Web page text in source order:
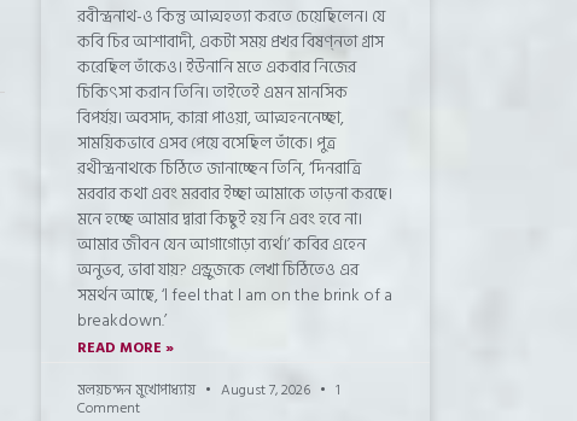
রবীন্দ্রনাথ-ও কিন্তু আত্মহত্যা করতে চেয়েছিলেন। যে
কবি চির আশাবাদী, একটা সময় প্রখর বিষণ্নতা গ্রাস
করেছিল তাঁকেও। ইউনানি মতে একবার নিজের
চিকিৎসা করান তিনি। তাইতেই এমন মানসিক
বিপর্যয়। অবসাদ, কান্না পাওয়া, আত্মহননেচ্ছা,
সাময়িকভাবে এসব পেয়ে বসেছিল তাঁকে। পুত্র
রথীন্দ্রনাথকে চিঠিতে জানাচ্ছেন তিনি, ‘দিনরাত্রি
মরবার কথা এবং মরবার ইচ্ছা আমাকে তাড়না করছে।
মনে হচ্ছে আমার দ্বারা কিছুই হয় নি এবং হবে না।
আমার জীবন যেন আগাগোড়া ব্যর্থ।’ কবির এহেন
অনুভব, ভাবা যায়? এন্ড্রুজকে লেখা চিঠিতেও এর
সমর্থন আছে, ‘l feel that l am on the brink of a
breakdown.’
READ MORE »
মলয়চন্দন মুখোপাধ্যায়
August 7, 2026 1
Comment